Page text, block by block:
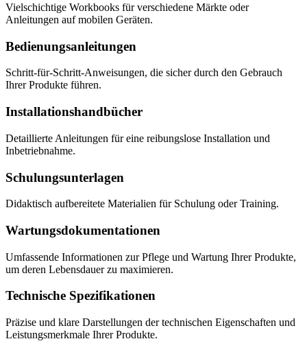
Vielschichtige Workbooks für verschiedene Märkte oder
Anleitungen auf mobilen Geräten.
Bedienungsanleitungen
Schritt-für-Schritt-Anweisungen, die sicher durch den Gebrauch
Ihrer Produkte führen.
Installations­hand­bücher
Detaillierte Anleitungen für eine reibungslose Installation und
Inbetriebnahme.
Schulungsunterlagen
Didaktisch aufbereitete Materialien für Schulung oder Training.
Wartungs­dokumentationen
Umfassende Informationen zur Pflege und Wartung Ihrer Produkte,
um deren Lebensdauer zu maximieren.
Technische Spezifikationen
Präzise und klare Darstellungen der technischen Eigenschaften und
Leistungsmerkmale Ihrer Produkte.